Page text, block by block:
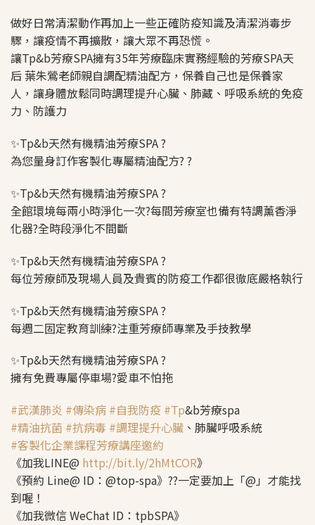
做好日常清潔動作再加上一些正確防疫知識及清潔消毒步
驟，讓疫情不再擴散，讓大眾不再恐慌。
讓Tp&b芳療SPA擁有35年芳療臨床實務經驗的芳療SPA天
后 葉朱鶯老師親自調配精油配方，保養自己也是保養家
人，讓身體放鬆同時調理提升心臟、肺藏、呼吸系統的免疫
力、防護力
✨Tp&b天然有機精油芳療SPA?
為您量身訂作客製化專屬精油配方?️ ?️
✨Tp&b天然有機精油芳療SPA?
全館環境每兩小時淨化一次?️每間芳療室也備有特調薰香淨
化器?️全時段淨化不間斷
✨Tp&b天然有機精油芳療SPA?
每位芳療師及現場人員及貴賓的防疫工作都很徹底嚴格執行
✨Tp&b天然有機精油芳療SPA?
每週二固定教育訓練?️注重芳療師專業及手技教學
✨Tp&b天然有機精油芳療SPA?
擁有免費專屬停車場?愛車不怕拖
#武漢肺炎 #傳染病 #自我防疫 #Tp&b芳療spa
#精油抗菌 #抗病毒 #調理提升心臟 、肺臟呼吸系統
#客製化企業課程芳療講座邀約
《加我LINE@ http://bit.ly/2hMtCOR》
《預約 Line@ ID：@top-spa》??一定要加上「@」才能找
到喔！
《加我微信 WeChat ID：tpbSPA》